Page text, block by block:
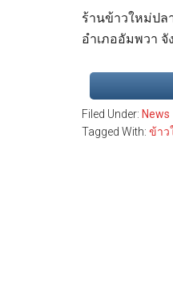
ร้านข้าวใหม่ปล
อำเภออัมพวา
Filed Under: News
Tagged With: ข้าว